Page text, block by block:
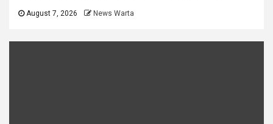
August 7, 2026 News Warta